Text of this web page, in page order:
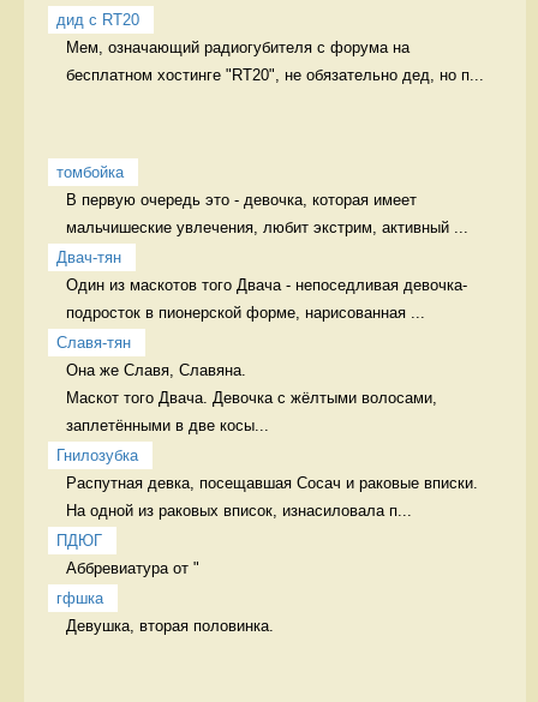
дид с RT20
Мем, означающий радиогубителя с форума на
бесплатном хостинге "RT20", не обязательно дед, но п...
томбойка
В первую очередь это - девочка, которая имеет
мальчишеские увлечения, любит экстрим, активный ...
Двач-тян
Один из маскотов того Двача - непоседливая девочка-
подросток в пионерской форме, нарисованная ...
Славя-тян
Она же Славя, Славяна.
Маскот того Двача. Девочка с жёлтыми волосами,
заплетёнными в две косы...
Гнилозубка
Распутная девка, посещавшая Сосач и раковые вписки.
На одной из раковых вписок, изнасиловала п...
ПДЮГ
Аббревиатура от "
гфшка
Девушка, вторая половинка.